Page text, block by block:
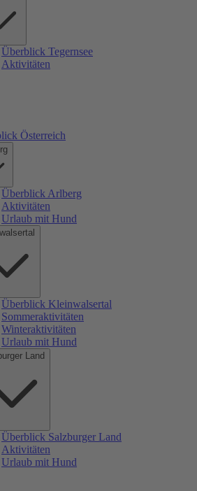
Überblick Tegernsee
Aktivitäten
Österreich
Überblick Arlberg
Aktivitäten
Urlaub mit Hund
Überblick Kleinwalsertal
Sommeraktivitäten
Winteraktivitäten
Urlaub mit Hund
Land
Überblick Salzburger Land
Aktivitäten
Urlaub mit Hund